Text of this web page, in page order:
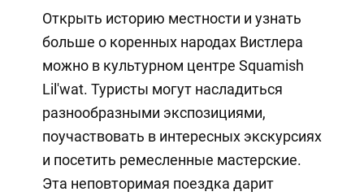
Открыть историю местности и узнать
больше о коренных народах Вистлера
можно в культурном центре Squamish
Lil'wat. Туристы могут насладиться
разнообразными экспозициями,
поучаствовать в интересных экскурсиях
и посетить ремесленные мастерские.
Эта неповторимая поездка дарит